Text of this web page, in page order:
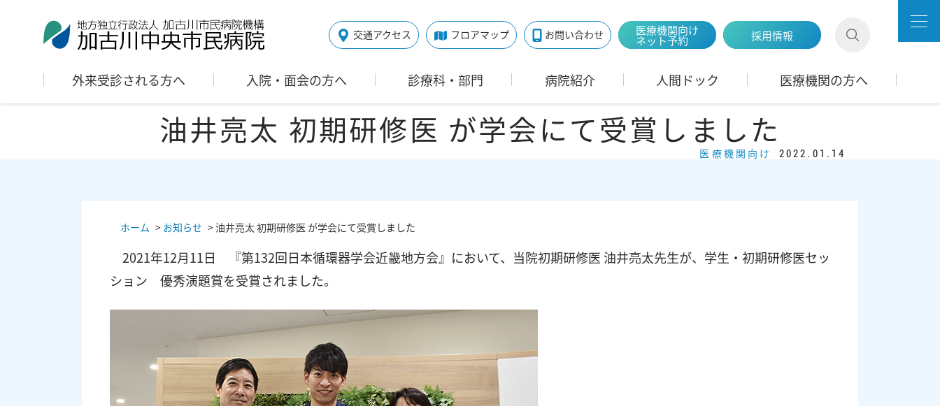
交通アクセス フロアマップ お問い合わせ 医療機関向け
ネット予約 採用情報
外来受診される方へ 入院・面会の方へ 診療科・部門 病院紹介 人間ドック 医療機関の方へ
油井亮太 初期研修医 が学会にて受賞しました
医療機関向け 2022.01.14
ホーム > お知らせ > 油井亮太 初期研修医 が学会にて受賞しました
2021年12月11日 『第132回日本循環器学会近畿地方会』において、当院初期研修医 油井亮太先生が、学生・初期研修医セッ
ション 優秀演題賞を受賞されました。